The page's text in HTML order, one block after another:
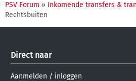
PSV Forum » Inkomende transfers &
Rechtsbuiten
Direct naar
Aanmelden / inloggen